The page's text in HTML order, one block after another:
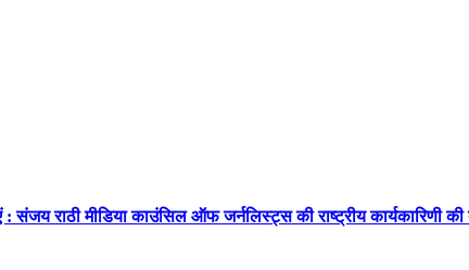
: संजय राठी मीडिया काउंसिल ऑफ जर्नलिस्ट्स की राष्ट्रीय